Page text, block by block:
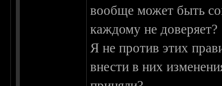
вообще может быть
каждому не доверяет?
Я не против этих
внести в них